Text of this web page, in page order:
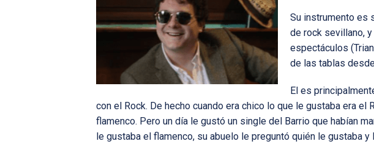
Su instrumento es
de rock sevillano,
espectáculos
de las tablas
El es
con el Rock. De hecho cuando era chico lo que le gustaba era
flamenco. Pero un día le gustó un single del Barrio que habían
le gustaba el flamenco, su abuelo le preguntó quién le gustaba